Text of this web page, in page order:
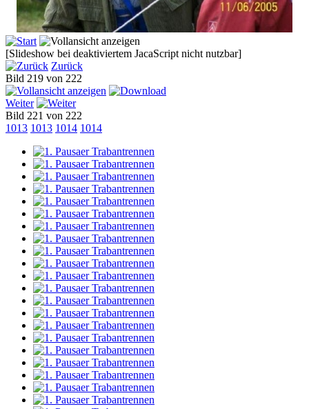
[Slideshow bei deaktiviertem JacaScript nicht nutzbar]
Zurück
Bild 219 von 222
Weiter
Bild 221 von 222
1013 1013 1014 1014